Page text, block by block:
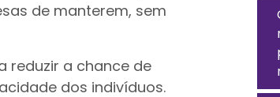
de manterem, sem
reduzir a chance de
dos indivíduos.